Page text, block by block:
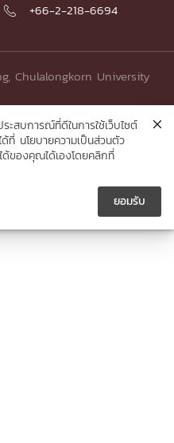

 +66-2-218-6694
Chulalongkorn University
ะสบการณ์ที่ดีในการใช้เว็บไซต์
ที่ นโยบายความเป็นส่วนตัว
ด้ของคุณได้เองโดยคลิกที่
ยอมรับ